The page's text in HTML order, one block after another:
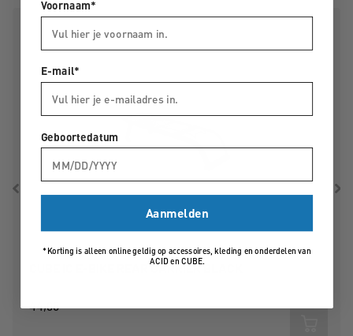
CUBE IC E-BIKE REAR CARRIER BLACK
44,95
Voornaam*
E-mail*
Geboortedatum
Aanmelden
*Korting is alleen online geldig op accessoires, kleding en onderdelen van
ACID en CUBE.